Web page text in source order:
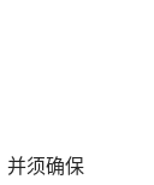
并须确保